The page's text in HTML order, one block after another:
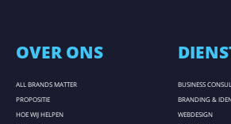
OVER ONS
ALL BRANDS MATTER
PROPOSITIE
HOE WIJ HELPEN
BUSINESS
BRANDING &
WEBDESIGN